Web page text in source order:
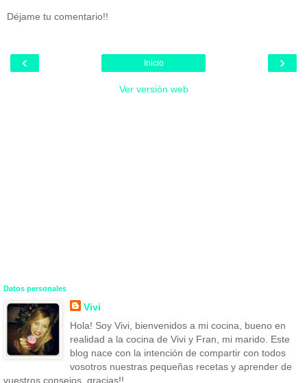
Déjame tu comentario!!
‹ ›
Inicio
Ver versión web
Datos personales
Vivi
Hola! Soy Vivi, bienvenidos a mi cocina, bueno en
realidad a la cocina de Vivi y Fran, mi marido. Este
blog nace con la intención de compartir con todos
vosotros nuestras pequeñas recetas y aprender de
vuestros consejos. gracias!!